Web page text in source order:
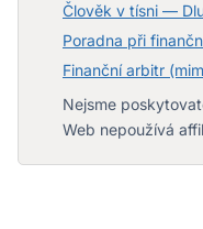
Člověk v tísni —
Poradna při
Finanční arbitr
Nejsme
Web nepoužívá